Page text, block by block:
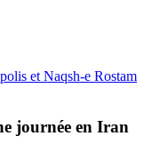
et Naqsh-e Rostam
journée en Iran